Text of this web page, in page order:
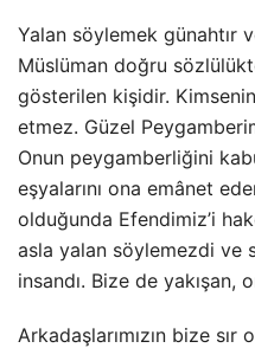
Yalan söylemek günahtır
Müslüman doğru
gösterilen kişidir. Kimsenin
etmez. Güzel
Onun peygamberliğini
eşyalarını ona emânet
olduğunda Efendimiz’i
asla yalan söylemezdi ve
insandı. Bize de yakışan,
Arkadaşlarımızın bize